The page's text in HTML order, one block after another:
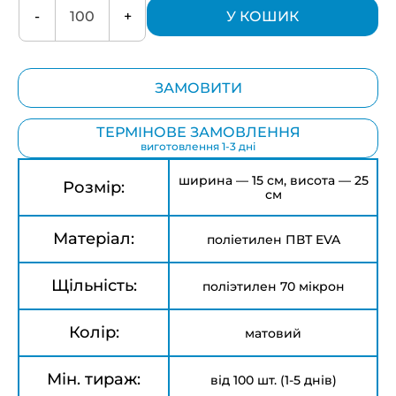
- + У КОШИК
ЗАМОВИТИ
ТЕРМІНОВЕ ЗАМОВЛЕННЯ
виготовлення 1-3 дні
Розмір:
ширина — 15 см, висота — 25
см
Матеріал: поліетилен ПВТ EVA
Щільність: поліэтилен 70 мікрон
Колір: матовий
Мін. тираж: від 100 шт. (1-5 днів)